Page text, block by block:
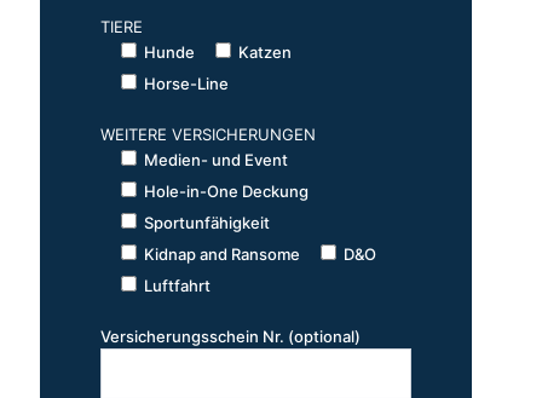
TIERE
Hunde
Katzen
Horse-Line
WEITERE VERSICHERUNGEN
Medien- und Event
Hole-in-One Deckung
Sportunfähigkeit
Kidnap and Ransome
D&O
Luftfahrt
Versicherungsschein Nr. (optional)